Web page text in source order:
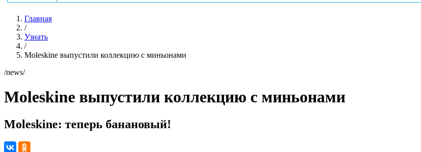
Главная
/
Узнать
/
Moleskine выпустили коллекцию с миньонами
/news/
Moleskine выпустили коллекцию с миньонами
Moleskine: теперь банановый!